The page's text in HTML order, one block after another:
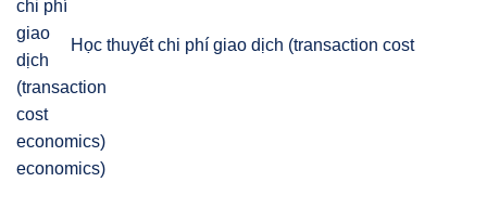
Học thuyết chi phí giao dịch (transaction cost
economics)